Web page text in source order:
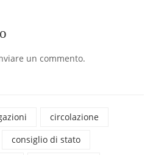
un commento.
circolazione
consiglio di stato